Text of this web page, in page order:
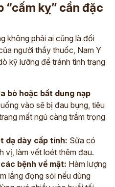
kỵ” cần đặc
không phải ai cũng là đối
người thầy thuốc, Nam Y
kỹ lưỡng để tránh tình trạng
bò hoặc bất dung nạp
vào sẽ bị đau bụng, tiêu
mất ngủ càng trầm trọng
dạ dày cấp tính: Sữa có
vị, làm vết loét thêm đau.
bệnh về mật: Hàm lượng
lắng đọng sỏi nếu dùng